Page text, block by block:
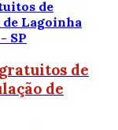
SP
de
de